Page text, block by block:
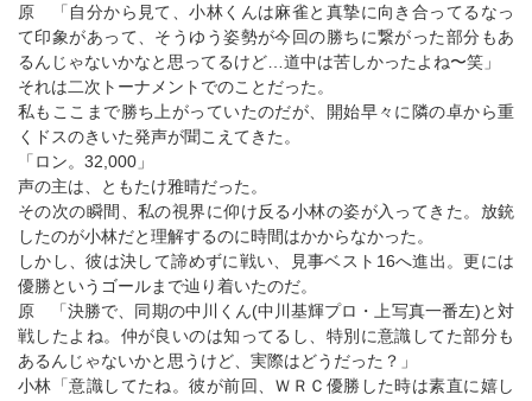
原 「自分から見て、小林くんは麻雀と真摯に向き合ってるなっ
て印象があって、そうゆう姿勢が今回の勝ちに繋がった部分もあ
るんじゃないかなと思ってるけど…道中は苦しかったよね〜笑」
それは二次トーナメントでのことだった。
私もここまで勝ち上がっていたのだが、開始早々に隣の卓から重
くドスのきいた発声が聞こえてきた。
「ロン。32,000」
声の主は、ともたけ雅晴だった。
その次の瞬間、私の視界に仰け反る小林の姿が入ってきた。放銃
したのが小林だと理解するのに時間はかからなかった。
しかし、彼は決して諦めずに戦い、見事ベスト16へ進出。更には
優勝というゴールまで辿り着いたのだ。
原 「決勝で、同期の中川くん(中川基輝プロ・上写真一番左)と対
戦したよね。仲が良いのは知ってるし、特別に意識してた部分も
あるんじゃないかと思うけど、実際はどうだった？」
小林「意識してたね。彼が前回、ＷＲＣ優勝した時は素直に嬉し